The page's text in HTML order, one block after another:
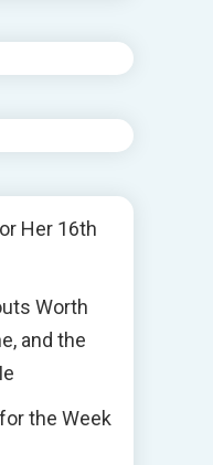
Her 16th
Worth
and the
the Week